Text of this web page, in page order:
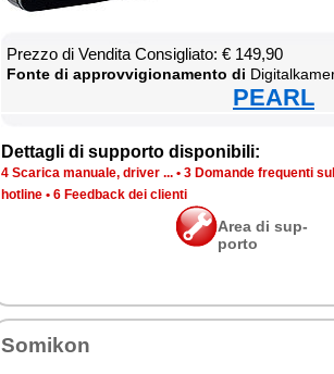
Prez­zo di Ven­di­ta Con­si­glia­to: € 149,90
Fon­te di ap­prov­vi­gio­na­men­to di
PEARL
Det­ta­gli di sup­por­to di­spo­ni­bi­li:
4 Sca­ri­ca ma­nua­le, dri­ver ... • 3 Do­man­de fre­quen­ti
ho­tli­ne • 6 Feed­back dei clien­ti
Area di sup­
por­to
So­mi­kon